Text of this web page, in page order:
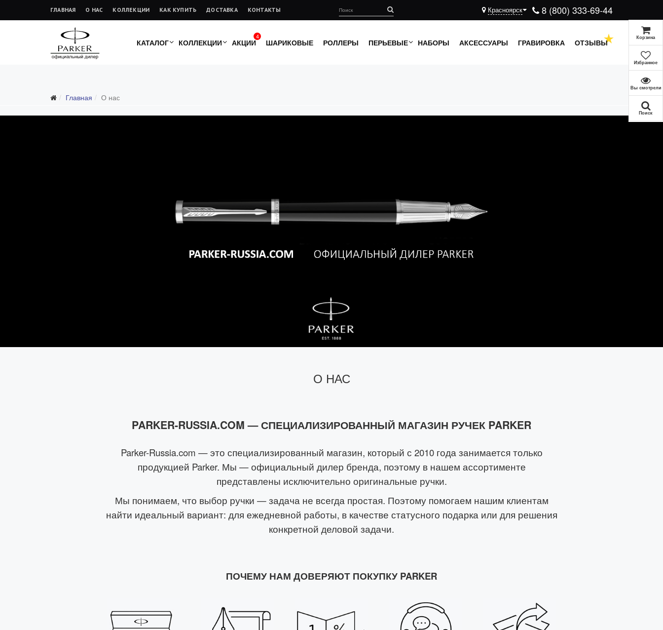
ГЛАВНАЯ О НАС КОЛЛЕКЦИИ КАК КУПИТЬ ДОСТАВКА КОНТАКТЫ 8 (800) 333-69-44
Красноярск
КАТАЛОГ КОЛЛЕКЦИИ
4
АКЦИИ ШАРИКОВЫЕ РОЛЛЕРЫ ПЕРЬЕВЫЕ НАБОРЫ АКСЕССУАРЫ ГРАВИРОВКА ОТЗЫВЫ
Главная О нас
О НАС
PARKER-RUSSIA.COM — СПЕЦИАЛИЗИРОВАННЫЙ МАГАЗИН РУЧЕК PARKER
Parker-Russia.com — это специализированный магазин, который с 2010 года занимается только
продукцией Parker. Мы — официальный дилер бренда, поэтому в нашем ассортименте
представлены исключительно оригинальные ручки.
Мы понимаем, что выбор ручки — задача не всегда простая. Поэтому помогаем нашим клиентам
найти идеальный вариант: для ежедневной работы, в качестве статусного подарка или для решения
конкретной деловой задачи.
ПОЧЕМУ НАМ ДОВЕРЯЮТ ПОКУПКУ PARKER
Корзина
Избранное
Вы смотрели
Поиск